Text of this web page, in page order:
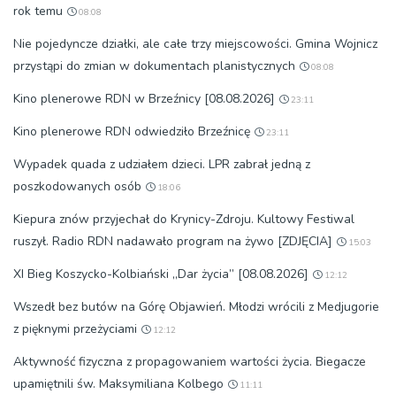
rok temu
08:08
Nie pojedyncze działki, ale całe trzy miejscowości. Gmina Wojnicz
przystąpi do zmian w dokumentach planistycznych
08:08
Kino plenerowe RDN w Brzeźnicy [08.08.2026] 23:11
Kino plenerowe RDN odwiedziło Brzeźnicę 23:11
Wypadek quada z udziałem dzieci. LPR zabrał jedną z
poszkodowanych osób
18:06
Kiepura znów przyjechał do Krynicy-Zdroju. Kultowy Festiwal
ruszył. Radio RDN nadawało program na żywo [ZDJĘCIA]
15:03
XI Bieg Koszycko-Kolbiański „Dar życia” [08.08.2026] 12:12
Wszedł bez butów na Górę Objawień. Młodzi wrócili z Medjugorie
z pięknymi przeżyciami
12:12
Aktywność fizyczna z propagowaniem wartości życia. Biegacze
upamiętnili św. Maksymiliana Kolbego
11:11